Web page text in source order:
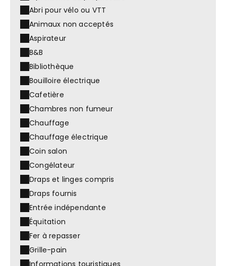
Abri pour vélo ou VTT
Animaux non acceptés
Aspirateur
B&B
Bibliothèque
Bouilloire électrique
Cafetière
Chambres non fumeur
Chauffage
Chauffage électrique
Coin salon
Congélateur
Draps et linges compris
Draps fournis
Entrée indépendante
Équitation
Fer à repasser
Grille-pain
Informations touristiques